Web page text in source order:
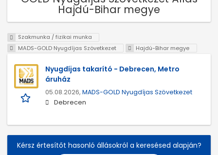
Hajdú-Bihar megye
Szakmunka / fizikai munka
MADS-GOLD Nyugdíjas Szövetkezet
Hajdú-Bihar megye
Nyugdíjas takarító - Debrecen, Metro
áruház
05.08.2026, MADS-GOLD Nyugdíjas Szövetkezet
Debrecen
Kérsz értesítőt hasonló állásokról a keresésed alapján?